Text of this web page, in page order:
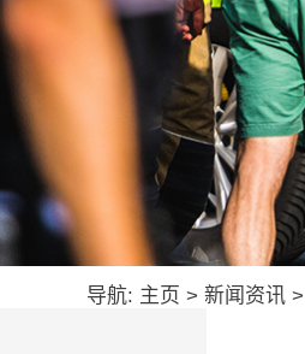
导航: 主页 > 新闻资讯 >